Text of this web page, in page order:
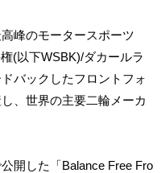
峰のモータースポーツ
(以下WSBK)/ダカールラ
バックしたフロントフォ
、世界の主要二輪メーカ
開した「Balance Free Fro